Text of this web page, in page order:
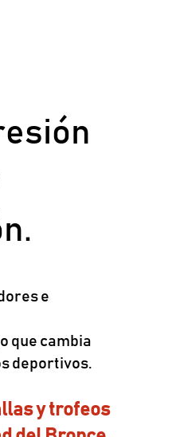
e
que cambia
deportivos.
y trofeos